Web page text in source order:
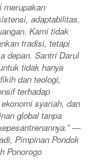
merupakan
adaptabilitas,
Kami tidak
tradisi, tetapi
depan. Santri Darul
tidak hanya
dan teologi,
terhadap
syariah, dan
global tanpa
—
Pimpinan Pondok
Ponorogo